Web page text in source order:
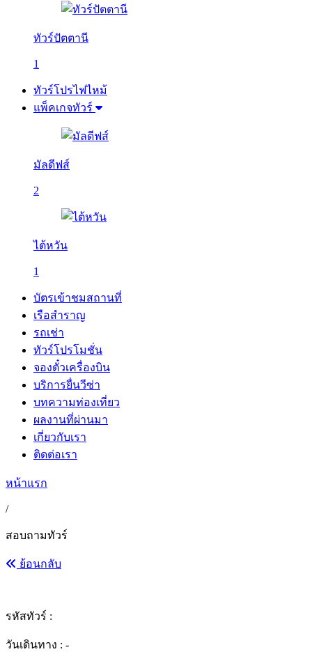
ทัวร์ปัตตานี
1
ทัวร์โปรไฟไหม้
แพ็คเกจทัวร์
มัลดีฟส์
2
ไต้หวัน
1
บัตรเข้าชมสถานที่
เรือสำราญ
รถเช่า
ทัวร์โปรโมชั่น
จองตั๋วเครื่องบิน
บริการยื่นวีซ่า
บทความท่องเที่ยว
ผลงานที่ผ่านมา
เกี่ยวกับเรา
ติดต่อเรา
หน้าแรก
/
สอบถามทัวร์
ย้อนกลับ
รหัสทัวร์ :
วันเดินทาง : -